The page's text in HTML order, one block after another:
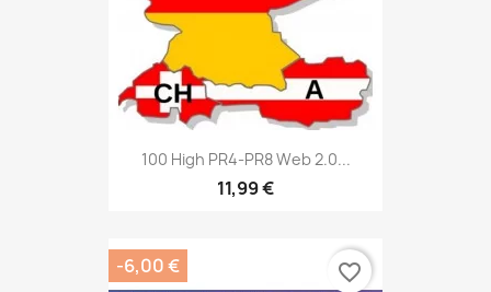
100 High PR4-PR8 Web 2.0...
11,99 €
-6,00 € favorite_border